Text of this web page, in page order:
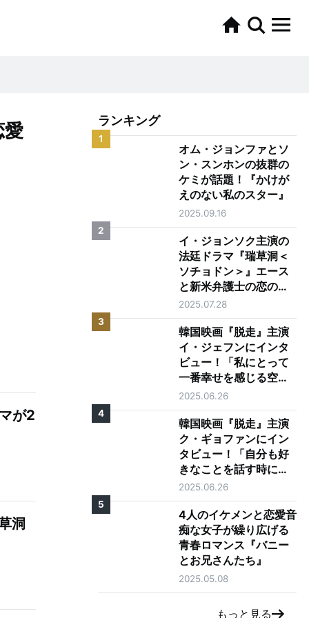
愛
が2
洞
ランキング
1
オム・ジョンファとソ
ン・スンホンの抜群の
ケミが話題！『かけが
えのない私のスター』
2025.09.16
2
イ・ジョンソク主演の
法廷ドラマ『瑞草洞＜
ソチョドン＞』エース
と新米弁護士の恋の行
方は？
2025.07.28
3
韓国映画『脱走』主演
イ・ジェフンにインタ
ビュー！「私にとって
一番幸せを感じる空
間、それは映画館で
す」
2025.06.26
4
韓国映画『脱走』主演
ク・ギョファンにイン
タビュー！「自分も好
きなことを話す時に目
が輝く人になりたい」
2025.06.26
5
4人のイケメンと恋愛音
痴な女子が繰り広げる
青春ロマンス『バニー
とお兄さんたち』
2025.05.08
もっと見る